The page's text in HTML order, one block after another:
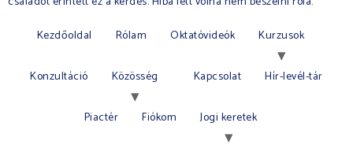
Kezdőoldal
Rólam Oktatóvideók Kurzusok
Konzultáció Közösség Kapcsolat Hír-levél-tár
Piactér Fiókom Jogi keretek